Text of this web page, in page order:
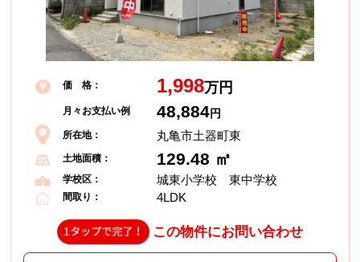
価 格： 1,998万円
月々お支払い例 48,884円
所在地： 丸亀市土器町東
土地面積： 129.48 ㎡
学校区： 城東小学校 東中学校
間取り： 4LDK
この物件にお問い合わせ